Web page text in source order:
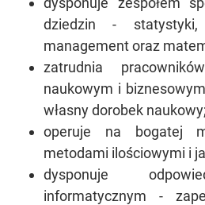
dziedzin -
management oraz
zatrudnia
naukowym i
własny dorobek naukowy;
operuje na bogatej
metodami ilościowymi i
dysponuje
informatycznym -